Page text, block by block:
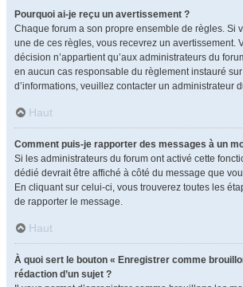
Pourquoi ai-je reçu un avertissement ?
Chaque forum a son propre ensemble de règles. Si
une de ces règles, vous recevrez un avertissement.
décision n’appartient qu’aux administrateurs du
en aucun cas responsable du règlement instauré
d’informations, veuillez contacter un administrateur
Haut
Comment puis-je rapporter des messages à un
Si les administrateurs du forum ont activé cette
dédié devrait être affiché à côté du message que
En cliquant sur celui-ci, vous trouverez toutes les
de rapporter le message.
Haut
À quoi sert le bouton « Enregistrer comme
rédaction d’un sujet ?